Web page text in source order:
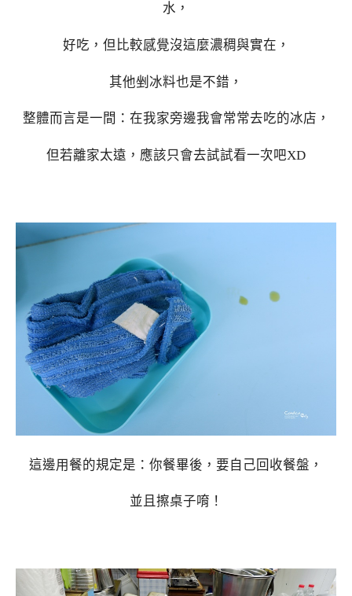
水，
好吃，但比較感覺沒這麼濃稠與實在，
其他剉冰料也是不錯，
整體而言是一間：在我家旁邊我會常常去吃的冰店，
但若離家太遠，應該只會去試試看一次吧XD
這邊用餐的規定是：你餐畢後，要自己回收餐盤，
並且擦桌子唷！